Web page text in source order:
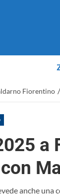
Fiorentino /
a
anche una